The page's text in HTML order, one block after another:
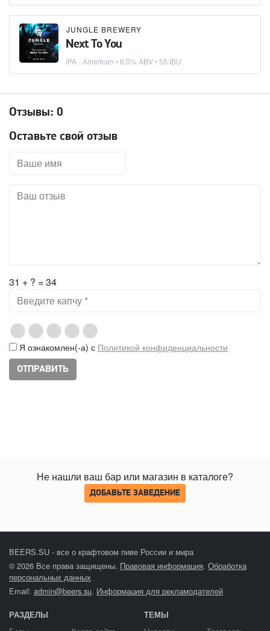
JUNGLE BREWERY
Next To You
IPA - American • 6.0% ABV • 55 IBU
Отзывы: 0
Оставьте свой отзыв
31 + ? = 34
Я ознакомлен(-а) с Политикой конфиденциальности
Не нашли ваш бар или магазин в каталоге?
ДОБАВЬТЕ ЗАВЕДЕНИЕ
BEERS.SU - все о крафтовом пиве России и мира
© 2026 Все права защищены. Правовая информация. Обработка
персональных данных
Email: admin@beers.su. Информация для рекламодателей
РАЗДЕЛЫ ТЕМЫ